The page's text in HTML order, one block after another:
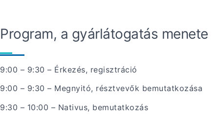
Program, a gyárlátogatás menete
9:00 – 9:30 – Érkezés, regisztráció
9:00 – 9:30 – Megnyitó, résztvevők bemutatkozása
9:30 – 10:00 – Nativus, bemutatkozás